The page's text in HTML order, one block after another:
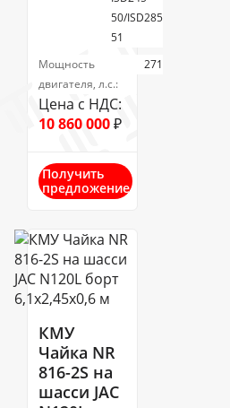
50/ISD285
51
Мощность
двигателя, л.с.:
271
Цена с НДС:
10 860 000₽
Получить
предложение
КМУ
Чайка NR
816-2S на
шасси JAC